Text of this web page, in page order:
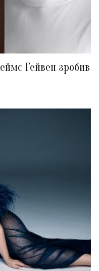
Гейвен зробив